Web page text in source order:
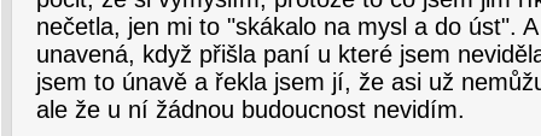
nečetla, jen mi to "skákalo na mysl a do úst".
unavená, když přišla paní u které jsem
jsem to únavě a řekla jsem jí, že asi už
ale že u ní žádnou budoucnost nevidím.